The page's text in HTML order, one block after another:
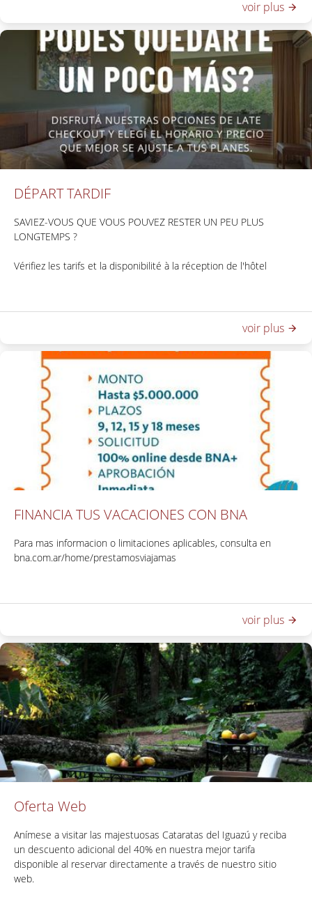
voir plus
DÉPART TARDIF
SAVIEZ-VOUS QUE VOUS POUVEZ RESTER UN PEU PLUS
LONGTEMPS ?
Vérifiez les tarifs et la disponibilité à la réception de l'hôtel
voir plus
FINANCIA TUS VACACIONES CON BNA
Para mas informacion o limitaciones aplicables, consulta en
bna.com.ar/home/prestamosviajamas
voir plus
Oferta Web
Anímese a visitar las majestuosas Cataratas del Iguazú y reciba
un descuento adicional del 40% en nuestra mejor tarifa
disponible al reservar directamente a través de nuestro sitio
web.